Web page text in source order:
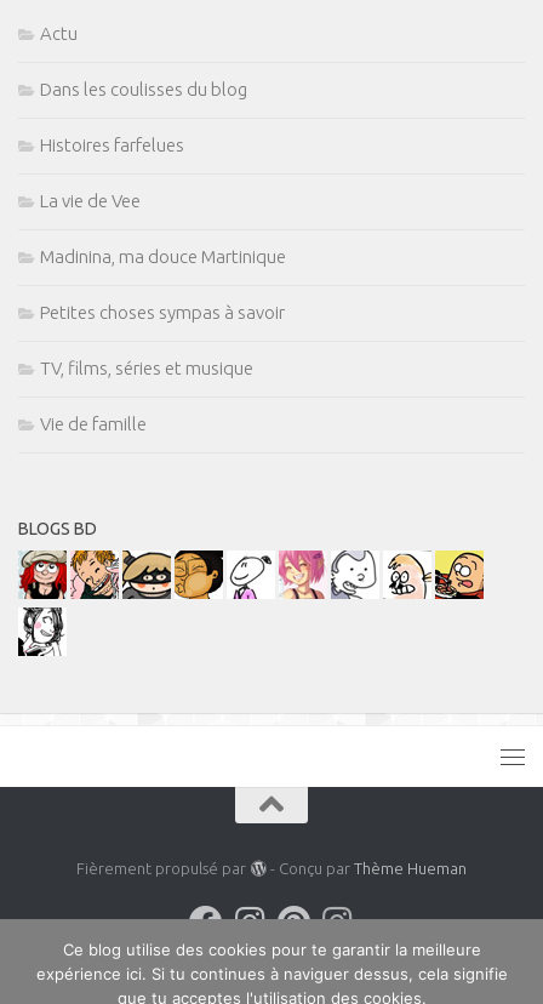
Actu
Dans les coulisses du blog
Histoires farfelues
La vie de Vee
Madinina, ma douce Martinique
Petites choses sympas à savoir
TV, films, séries et musique
Vie de famille
BLOGS BD
Fièrement propulsé par - Conçu par Thème Hueman
Ce blog utilise des cookies pour te garantir la meilleure
expérience ici. Si tu continues à naviguer dessus, cela signifie
que tu acceptes l'utilisation des cookies.